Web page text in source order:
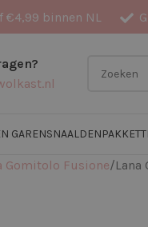
€4,99 binnen NL
GARENSNAALDEN
Gomitolo Fusione